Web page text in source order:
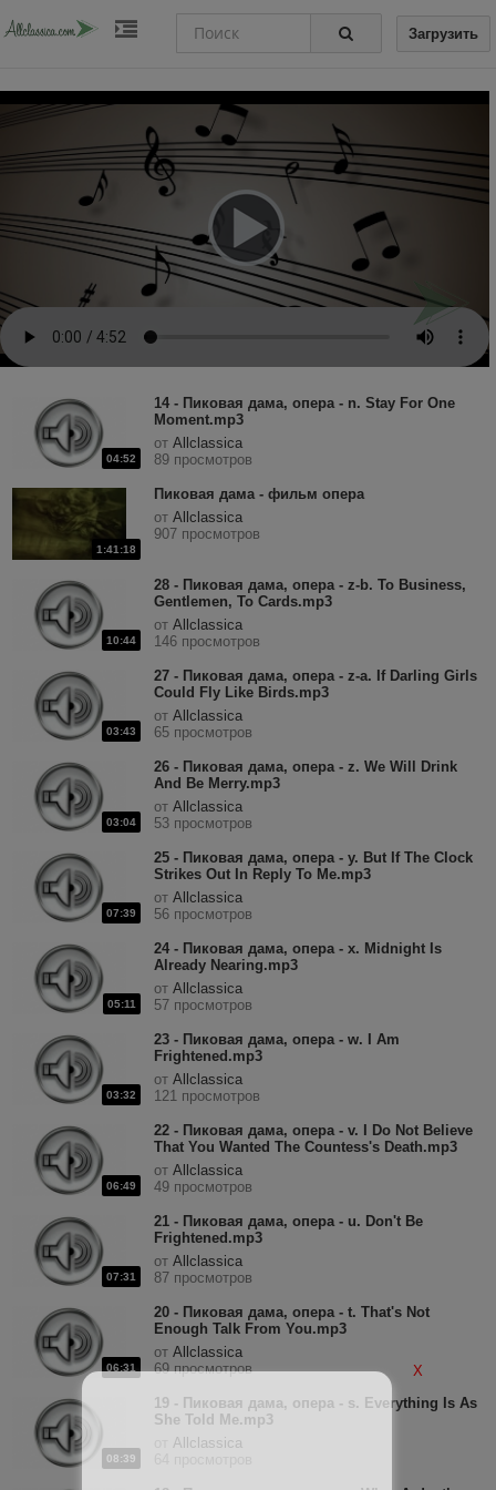
Загрузить
04:52
14 - Пиковая дама, опера - n. Stay For One
Moment.mp3
от Allclassica
89 просмотров
1:41:18
Пиковая дама - фильм опера
от Allclassica
907 просмотров
10:44
28 - Пиковая дама, опера - z-b. To Business,
Gentlemen, To Cards.mp3
от Allclassica
146 просмотров
03:43
27 - Пиковая дама, опера - z-a. If Darling Girls
Could Fly Like Birds.mp3
от Allclassica
65 просмотров
03:04
26 - Пиковая дама, опера - z. We Will Drink
And Be Merry.mp3
от Allclassica
53 просмотров
07:39
25 - Пиковая дама, опера - y. But If The Clock
Strikes Out In Reply To Me.mp3
от Allclassica
56 просмотров
05:11
24 - Пиковая дама, опера - x. Midnight Is
Already Nearing.mp3
от Allclassica
57 просмотров
03:32
23 - Пиковая дама, опера - w. I Am
Frightened.mp3
от Allclassica
121 просмотров
06:49
22 - Пиковая дама, опера - v. I Do Not Believe
That You Wanted The Countess's Death.mp3
от Allclassica
49 просмотров
07:31
21 - Пиковая дама, опера - u. Don't Be
Frightened.mp3
от Allclassica
87 просмотров
06:31
20 - Пиковая дама, опера - t. That's Not
Enough Talk From You.mp3
от Allclassica
69 просмотров
08:39
19 - Пиковая дама, опера - s. Everything Is As
She Told Me.mp3
Allclassica
X